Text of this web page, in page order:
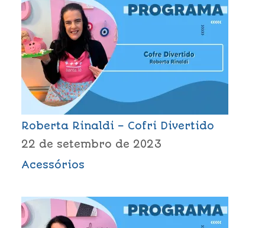
Roberta Rinaldi – Cofri Divertido
22 de setembro de 2023
Acessórios